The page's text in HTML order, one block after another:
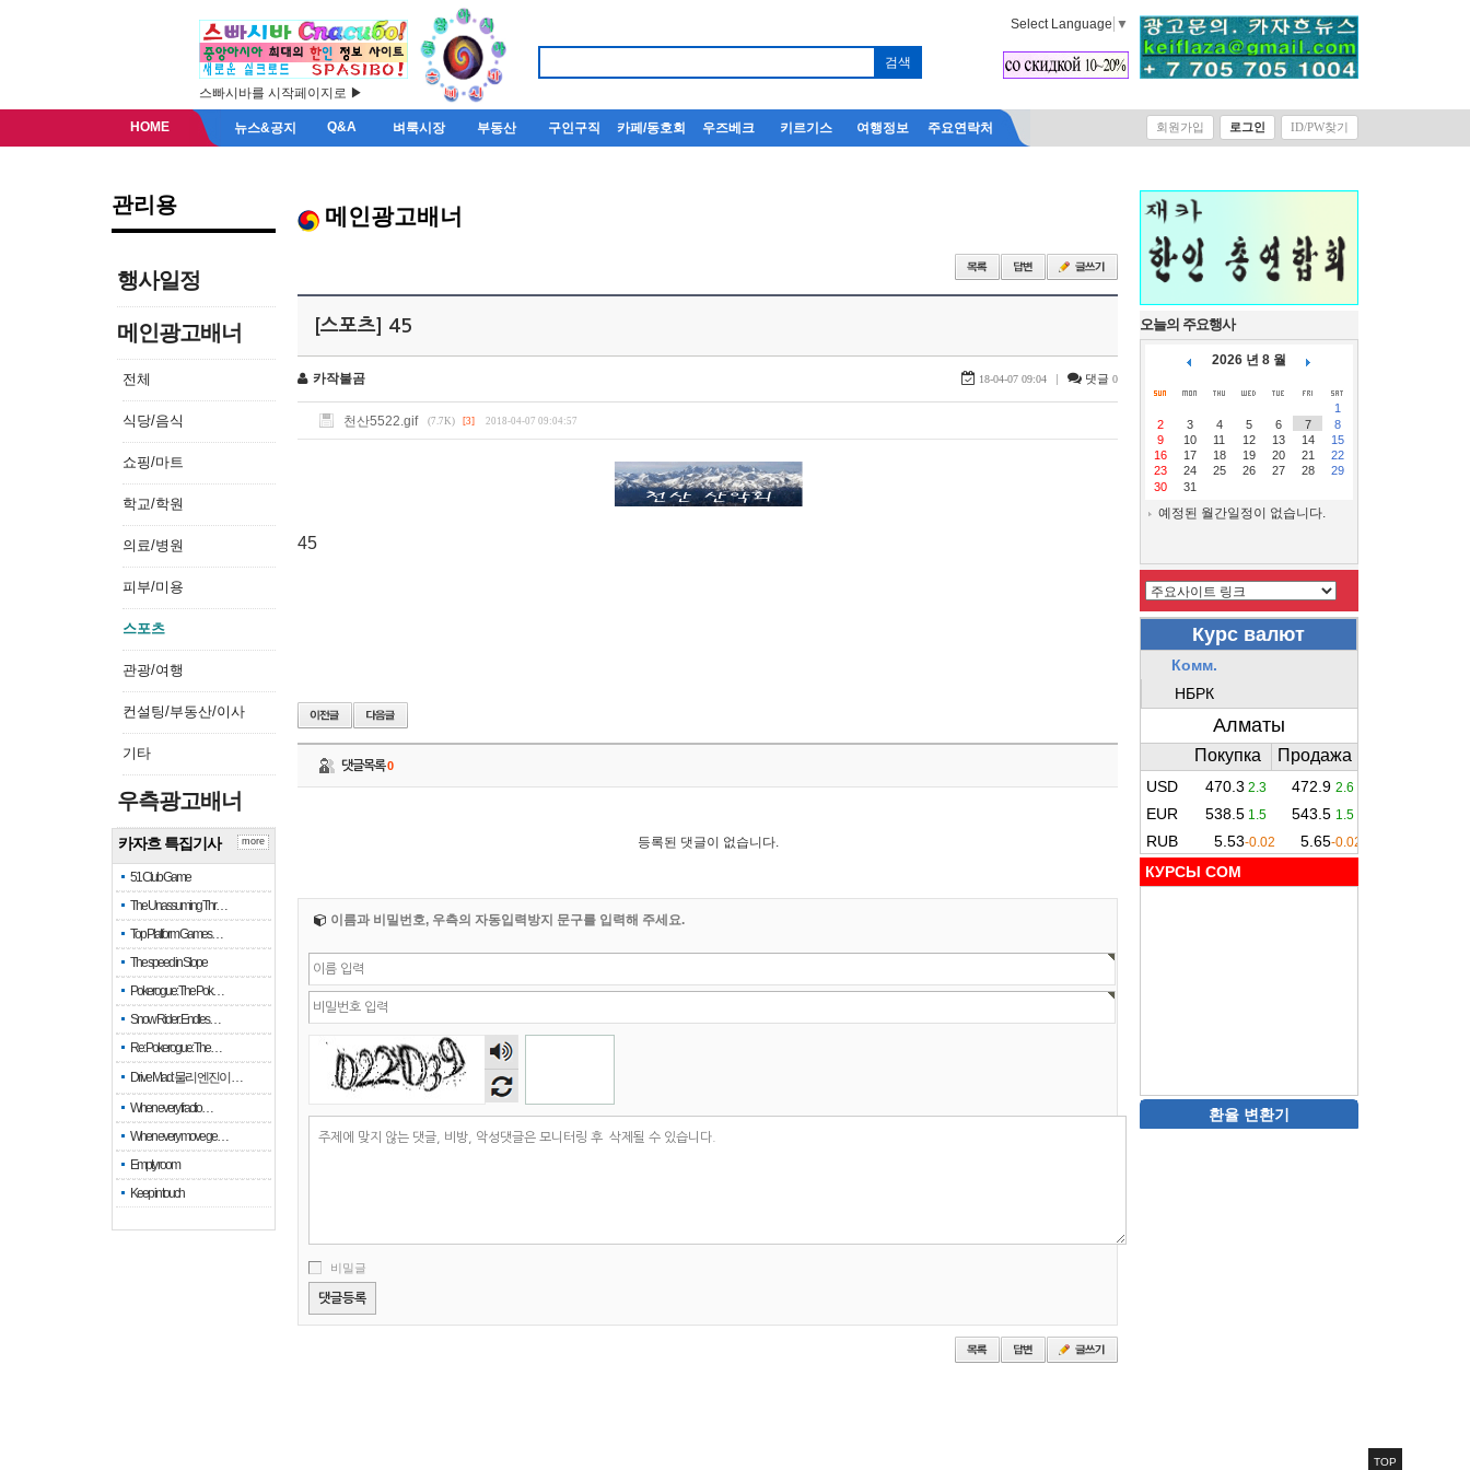
스빠시바를 시작페이지로 ▶
Select Language ▼
HOME 뉴스&공지 Q&A 벼룩시장 부동산 구인구직 카페/동호회 우즈베크 키르기스 여행정보 주요연락처 회원가입 로그인 ID/PW찾기
관리용
행사일정
메인광고배너
전체
식당/음식
쇼핑/마트
학교/학원
의료/병원
피부/미용
스포츠
관광/여행
컨설팅/부동산/이사
기타
우측광고배너
카자흐 특집기사
51 Club Game
The Unassuming Thr…
Top Platform Games…
The speed in Slope
Pokerogue: The Pok…
Snow Rider: Endles…
Re: Pokerogue: The…
Drive Mad: 물리 엔진이 …
When every fractio…
When every move ge…
Empty room
Keep in touch
more
메인광고배너
[스포츠] 45
카작불곰 18-04-07 09:04 | 댓글 0
천산5522.gif (7.7K) [3] 2018-04-07 09:04:57
45
댓글목록0
등록된 댓글이 없습니다.
이름과 비밀번호, 우측의 자동입력방지 문구를 입력해 주세요.
숫자
음성
듣기
비밀글
오늘의 주요행사
2026 년 8 월
1
2
3 4 5 6 7
8
9
10 11 12 13 14
15
16
17 18 19 20 21
22
23
24 25 26 27 28
29
30
31
예정된 월간일정이 없습니다.
КУРСЫ COM
환율 변환기
TOP